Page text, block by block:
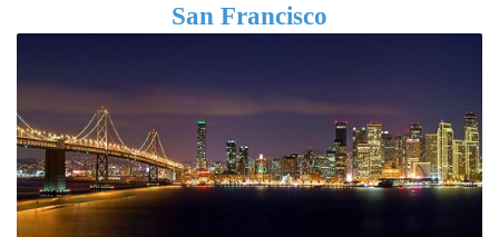
San Francisco